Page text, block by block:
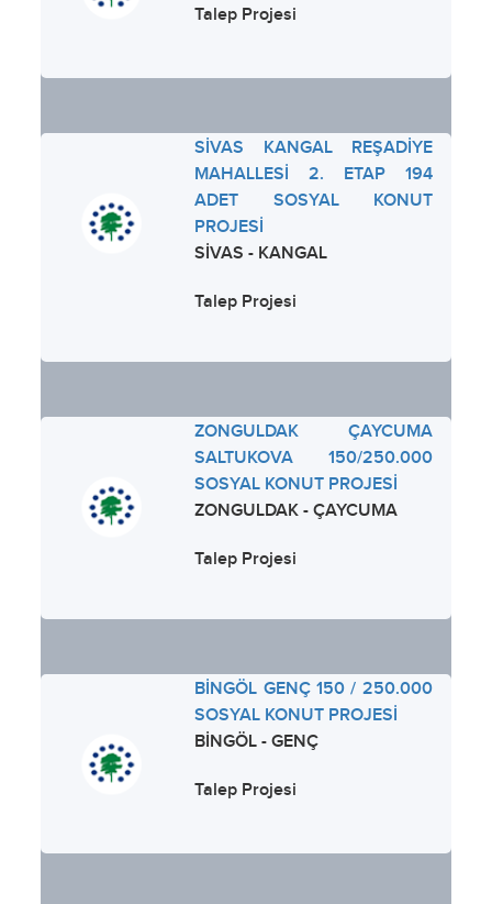
Talep Projesi
SİVAS KANGAL REŞADİYE
MAHALLESİ 2. ETAP 194
ADET SOSYAL KONUT
PROJESİ
SİVAS - KANGAL
Talep Projesi
ZONGULDAK ÇAYCUMA
SALTUKOVA 150/250.000
SOSYAL KONUT PROJESİ
ZONGULDAK - ÇAYCUMA
Talep Projesi
BİNGÖL GENÇ 150 / 250.000
SOSYAL KONUT PROJESİ
BİNGÖL - GENÇ
Talep Projesi